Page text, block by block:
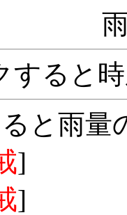
すると
と雨量
]
]